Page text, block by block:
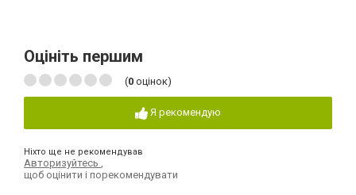
Оцініть першим
(0 оцінок)
Я рекомендую
Ніхто ще не рекомендував
Авторизуйтесь
щоб оцінити і порекомендувати